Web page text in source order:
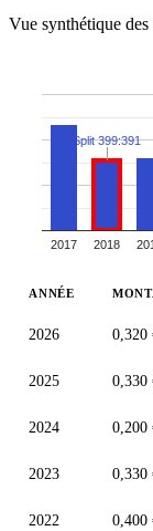
Vue synthétique des
2017 2018
Split 399:391
ANNÉE
2026 0,320
2025 0,330
2024 0,200
2023 0,330
2022 0,400